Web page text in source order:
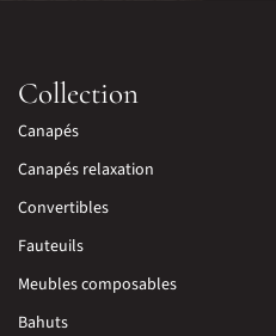
Collection
Canapés
Canapés relaxation
Convertibles
Fauteuils
Meubles composables
Bahuts